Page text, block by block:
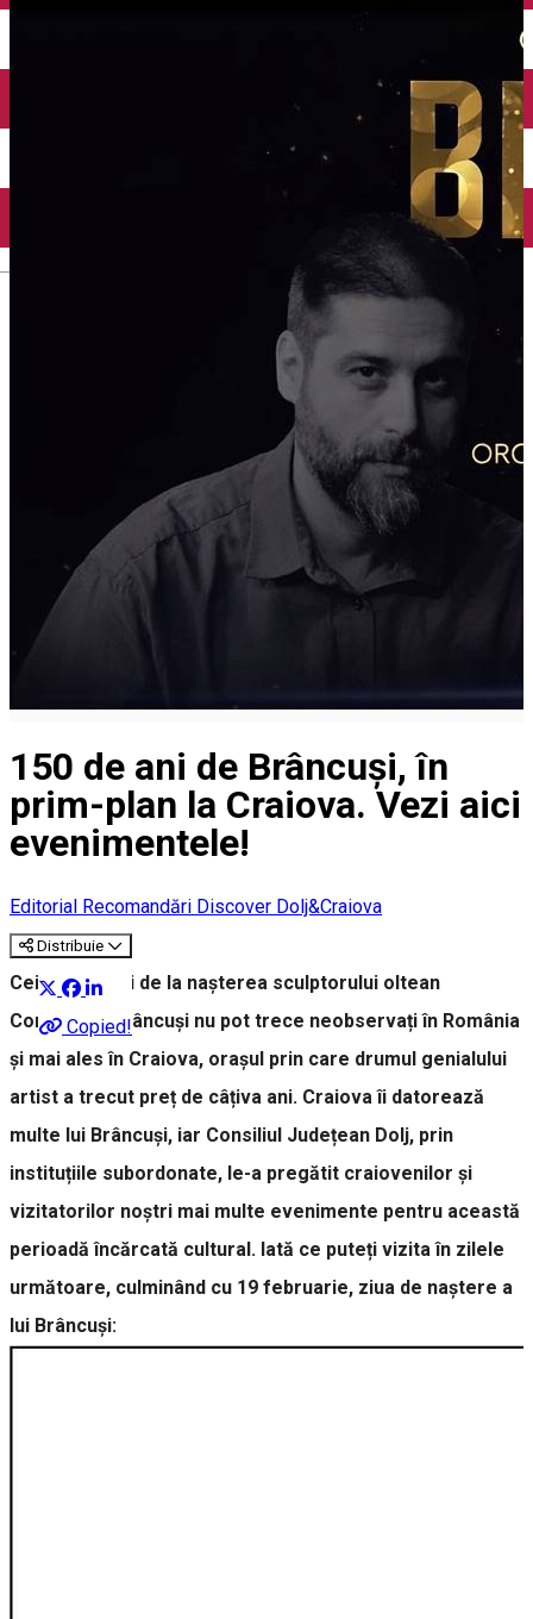
150 de ani de Brâncuși, în
prim-plan la Craiova. Vezi aici
evenimentele!
Editorial Recomandări Discover Dolj&Craiova
Distribuie
Copied!
Cei 150 de ani de la nașterea sculptorului oltean
Constantin Brâncuși nu pot trece neobservați în România
și mai ales în Craiova, orașul prin care drumul genialului
artist a trecut preț de câțiva ani. Craiova îi datorează
multe lui Brâncuși, iar Consiliul Județean Dolj, prin
instituțiile subordonate, le-a pregătit craiovenilor și
vizitatorilor noștri mai multe evenimente pentru această
perioadă încărcată cultural. Iată ce puteți vizita în zilele
următoare, culminând cu 19 februarie, ziua de naștere a
lui Brâncuși: